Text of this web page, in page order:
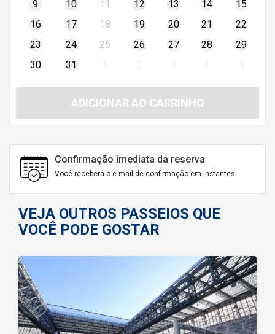
9 10 11 12 13 14
15
16
17 18 19 20 21
22
23
24 25 26 27 28
29
30
31
ADICIONAR AO CARRINHO
Confirmação imediata da reserva
Você receberá o e-mail de confirmação em instantes.
VEJA OUTROS PASSEIOS QUE
VOCÊ PODE GOSTAR